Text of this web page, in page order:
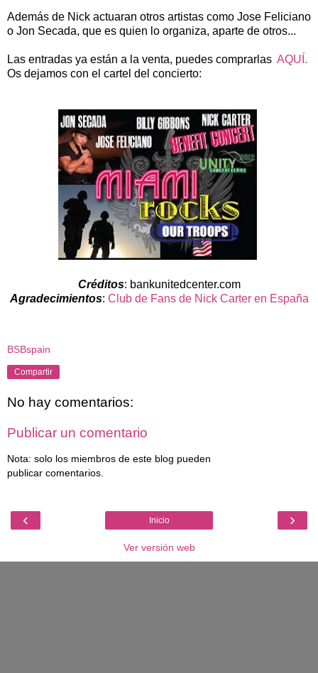
Además de Nick actuaran otros artistas como Jose Feliciano
o Jon Secada, que es quien lo organiza, aparte de otros...
Las entradas ya están a la venta, puedes comprarlas AQUÍ.
Os dejamos con el cartel del concierto:
Créditos: bankunitedcenter.com
Agradecimientos: Club de Fans de Nick Carter en España
BSBspain
Compartir
No hay comentarios:
Publicar un comentario
Nota: solo los miembros de este blog pueden
publicar comentarios.
‹ ›
Inicio
Ver versión web